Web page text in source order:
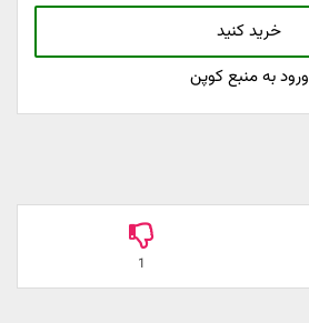
خرید کنید
ورود به منبع کوپن
1